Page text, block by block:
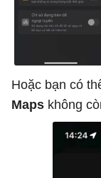
Hoặc bạn có
Maps không